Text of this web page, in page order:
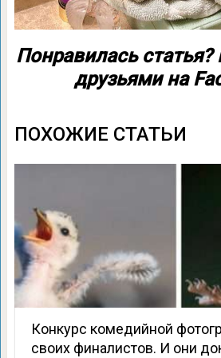
Понравилась статья?
друзьями на
ПОХОЖИЕ СТАТЬИ
Конкурс комедийной
своих финалистов. И они